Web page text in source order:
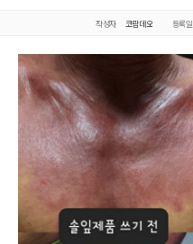
작성자 코람데오 등록일